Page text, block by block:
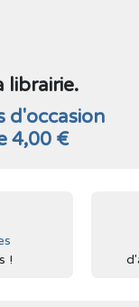
librairie.
d'occasion
4,00 €
!